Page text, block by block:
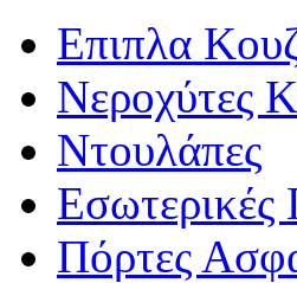
Επιπλα
Νεροχύτες
Ντουλάπες
Εσωτερικές
Πόρτες